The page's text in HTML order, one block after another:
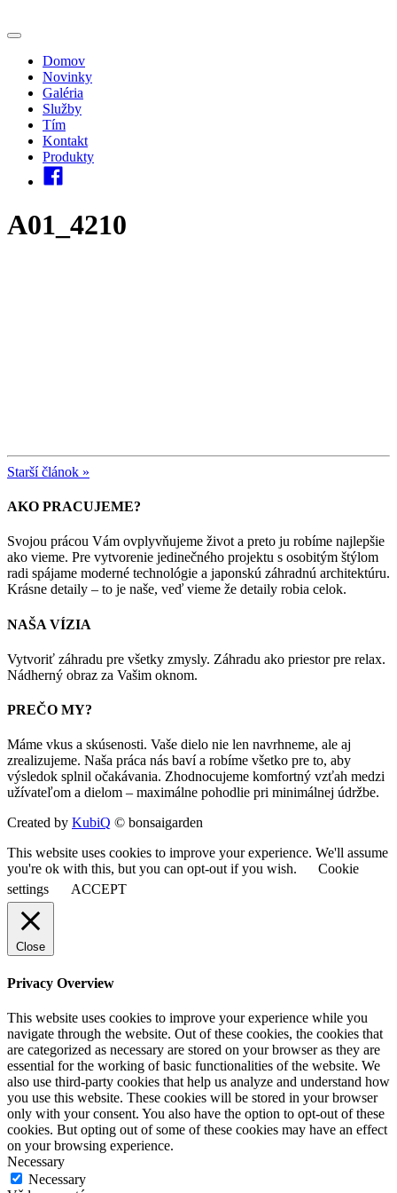
Domov
Novinky
Galéria
Služby
Tím
Kontakt
Produkty
A01_4210
Starší článok »
AKO PRACUJEME?
Svojou prácou Vám ovplyvňujeme život a preto ju robíme najlepšie
ako vieme. Pre vytvorenie jedinečného projektu s osobitým štýlom
radi spájame moderné technológie a japonskú záhradnú architektúru.
Krásne detaily – to je naše, veď vieme že detaily robia celok.
NAŠA VÍZIA
Vytvoriť záhradu pre všetky zmysly. Záhradu ako priestor pre relax.
Nádherný obraz za Vašim oknom.
PREČO MY?
Máme vkus a skúsenosti. Vaše dielo nie len navrhneme, ale aj
zrealizujeme. Naša práca nás baví a robíme všetko pre to, aby
výsledok splnil očakávania. Zhodnocujeme komfortný vzťah medzi
užívateľom a dielom – maximálne pohodlie pri minimálnej údržbe.
Created by KubiQ © bonsaigarden
This website uses cookies to improve your experience. We'll assume
you're ok with this, but you can opt-out if you wish.
Cookie
settings
ACCEPT
Close
Privacy Overview
This website uses cookies to improve your experience while you
navigate through the website. Out of these cookies, the cookies that
are categorized as necessary are stored on your browser as they are
essential for the working of basic functionalities of the website. We
also use third-party cookies that help us analyze and understand how
you use this website. These cookies will be stored in your browser
only with your consent. You also have the option to opt-out of these
cookies. But opting out of some of these cookies may have an effect
on your browsing experience.
Necessary
Necessary